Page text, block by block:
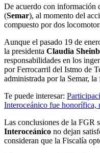
De acuerdo con información
(Semar), al momento del
compuesto por dos
Aunque el pasado 19 de
la presidenta Claudia
responsabilidades en los
por Ferrocarril del Istmo de
administrada por la Semar,
Te puede interesar:
Interoceánico fue honorífica,
Las conclusiones de la FGR
Interoceánico no dejan
consideran que la Fiscalía